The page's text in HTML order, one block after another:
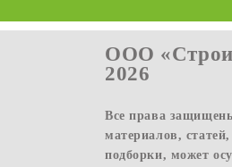
ООО
2026
Все права
материалов,
подборки, может